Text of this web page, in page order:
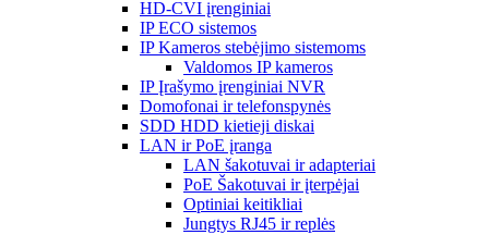
HD-CVI įrenginiai
IP ECO sistemos
IP Kameros stebėjimo sistemoms
Valdomos IP kameros
IP Įrašymo įrenginiai NVR
Domofonai ir telefonspynės
SDD HDD kietieji diskai
LAN ir PoE įranga
LAN šakotuvai ir adapteriai
PoE Šakotuvai ir įterpėjai
Optiniai keitikliai
Jungtys RJ45 ir replės